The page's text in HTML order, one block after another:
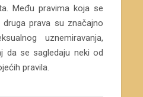
Među pravima koja se
prava su značajno
uznemiravanja,
da se sagledaju neki od
pravila.